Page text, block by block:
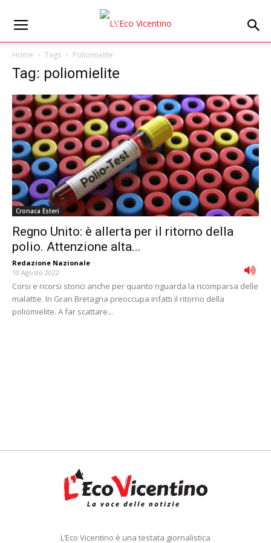
Home Tags Poliomielite
Tag: poliomielite
Cronaca Esteri
Regno Unito: è allerta per il ritorno della
polio. Attenzione alta...
Redazione Nazionale -
10 Agosto 2022
Corsi e ricorsi storici anche per quanto riguarda la ricomparsa delle
malattie. In Gran Bretagna preoccupa infatti il ritorno della
poliomielite. A far scattare...
L’Eco Vicentino è una testata giornalistica